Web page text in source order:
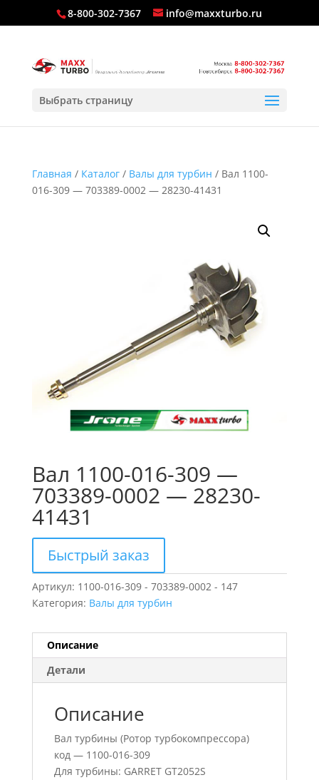
8-800-302-7367 info@maxxturbo.ru
Выбрать страницу
Главная / Каталог/ Валы для турбин / Вал 1100-
016-309 — 703389-0002 — 28230-41431
Вал 1100-016-309 —
703389-0002 — 28230-
41431
Быстрый заказ
Артикул: 1100-016-309 - 703389-0002 - 147
Категория: Валы для турбин
Описание
Детали
Описание
Вал турбины (Ротор турбокомпрессора)
код — 1100-016-309
Для турбины: GARRET GT2052S